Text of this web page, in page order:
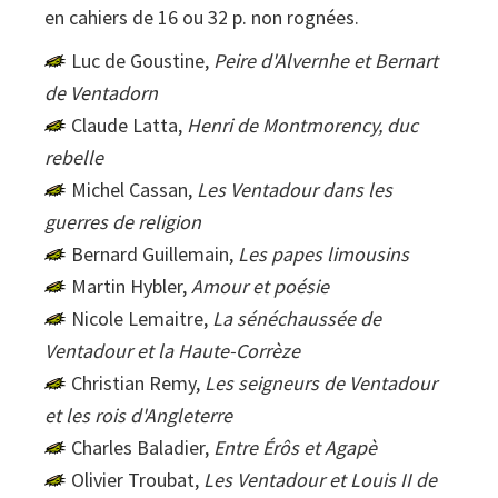
en cahiers de 16 ou 32 p. non rognées.
Luc de Goustine, Peire d'Alvernhe et Bernart
de Ventadorn
Claude Latta, Henri de Montmorency, duc
rebelle
Michel Cassan, Les Ventadour dans les
guerres de religion
Bernard Guillemain, Les papes limousins
Martin Hybler,Amour et poésie
Nicole Lemaitre, La sénéchaussée de
Ventadour et la Haute-Corrèze
Christian Remy, Les seigneurs de Ventadour
et les rois d'Angleterre
Charles Baladier, Entre Érôs et Agapè
Olivier Troubat, Les Ventadour et Louis II de